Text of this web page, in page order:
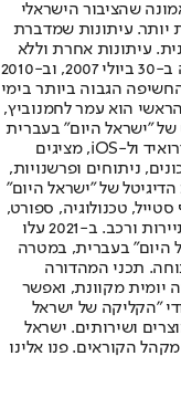
שהציבור הישראלי
יותר. עיתונות שמדברת
עיתונות אחרת וללא
תשלום. המהדורה המודפסת הראשונה פורסמה ב-30 ביולי 2007, וב-2010
הגבוה ביותר בימי
הוא עמר לחמנוביץ,
של "ישראל היום" בעברית
ובאנגלית, כמו כן היישומונים (אפליקציות) לאנדרואיד ול-iOS, מציגים
ניתוחים ופרשנויות,
של "ישראל היום"
טכנולוגיה, ספורט,
כלכלה וצרכנות, בריאות, חיילים, אוכל, יהדות, תיירות ורכב. ב-2021 עלו
היום" בעברית, במטרה
תכני המהדורה
יומית מקוונת, ואפשר
"הקליקה של ישראל
ושירותים. ישראל
הקוראים. פנו אלינו